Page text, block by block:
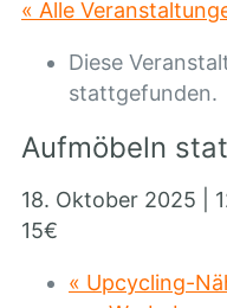
« Alle
Diese
stattgefunden.
Aufmöbeln
18. Oktober 2025 |
15€
« Upcycling-